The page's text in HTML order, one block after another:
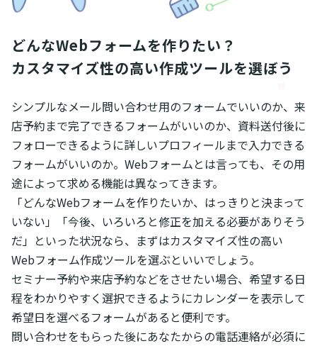
どんなWebフォームを作りたい？
カスタマイズ性の高い作成ツールを選ぼう
シンプルなメール問い合わせ用のフォームでいいのか、来
店予約まで完了できるフォームがいいのか、資料送付後に
フォローできるように詳しいプロフィールまで入力できる
フォームがいいのか。Webフォームとは言っても、その用
途によって求める機能は異なってきます。
「どんなWebフォームを作りたいか、はっきりと決まって
いない」「今後、いろいろと修正を加える必要がありそう
だ」といった状況なら、まずはカスタマイズ性の高い
Webフォーム作成ツールを選ぶといいでしょう。
セミナー予約や来店予約などをさせたい場合、希望する日
程をわかりやすく選択できるようにカレンダーを表示して
希望日を選べるフォームがあると便利です。
問い合わせをもらった後にあなたからの電話連絡が必須に